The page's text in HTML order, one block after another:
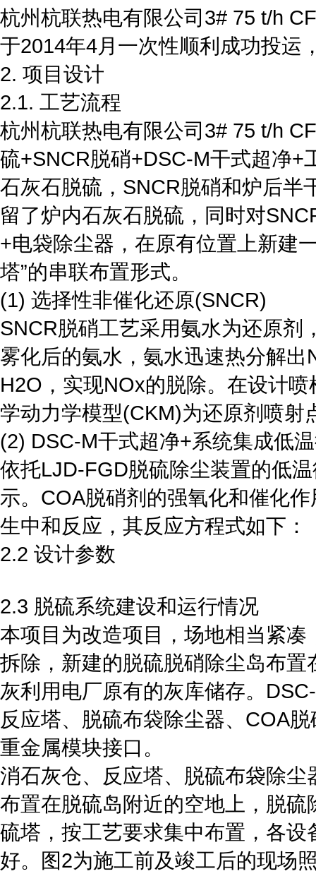
杭州杭联热电有限公司3# 75 t/h
于2014年4月一次性顺利成功投运
2. 项目设计
2.1. 工艺流程
杭州杭联热电有限公司3# 75 t/h
硫+SNCR脱硝+DSC-M干式超净+
石灰石脱硫，SNCR脱硝和炉后半
留了炉内石灰石脱硫，同时对
+电袋除尘器，在原有位置上新建
塔”的串联布置形式。
(1) 选择性非催化还原(SNCR)
SNCR脱硝工艺采用氨水为还原剂
雾化后的氨水，氨水迅速热分解
H2O，实现NOx的脱除。在设计
学动力学模型(CKM)为还原剂喷射
(2) DSC-M干式超净+系统集成低
依托LJD-FGD脱硫除尘装置的低
示。COA脱硝剂的强氧化和催化
生中和反应，其反应方程式如下：
2.2 设计参数
2.3 脱硫系统建设和运行情况
本项目为改造项目，场地相当紧
拆除，新建的脱硫脱硝除尘岛布
灰利用电厂原有的灰库储存。
反应塔、脱硫布袋除尘器、COA
重金属模块接口。
消石灰仓、反应塔、脱硫布袋除
布置在脱硫岛附近的空地上，脱
硫塔，按工艺要求集中布置，各
好。图2为施工前及竣工后的现场